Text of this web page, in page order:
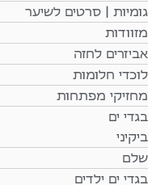
גומיות | סרטים לשיער
מזוודות
אביזרים לחזה
לוכדי חלומות
מחזיקי מפתחות
בגדי ים
ביקיני
שלם
בגדי ים ילדים